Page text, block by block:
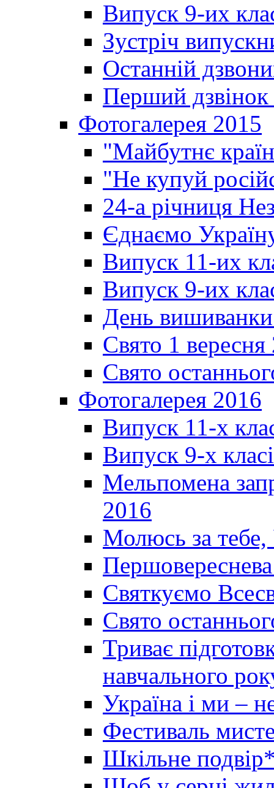
Випуск 9-их
Зустріч
Останній
Перший
Фотогалерея 2015
"Майбутнє
"Не купуй
24-а річниця
Єднаємо
Випуск 11-их
Випуск 9-их
День
Свято 1 вересня
Свято
Фотогалерея 2016
Випуск 11-х
Випуск 9-х
Мельпомена
2016
Молюсь за тебе,
Святкуємо
Свято
Триває
навчального
Україна і ми –
Фестиваль
Шкільне